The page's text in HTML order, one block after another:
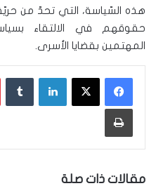
هذه السّياسة، التي تحدّ من
حقوقهم في الالتقاء
المهتمين بقضايا الأسرى.
لينكدإن
طباعة
مقالات ذات صلة